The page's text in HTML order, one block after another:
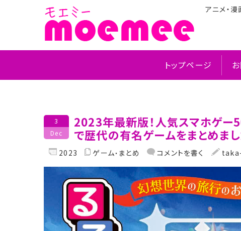
アニメ・
トップページ
3
Dec
2023年最新版！人気スマホゲ
で歴代の有名ゲームをまとめま
2023 ゲーム まとめ コメントを書く